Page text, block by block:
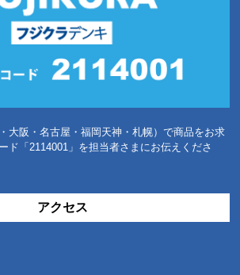
大阪・名古屋・福岡天神・札幌）で商品をお求
ド「2114001」を担当者さまにお伝えくださ
アクセス